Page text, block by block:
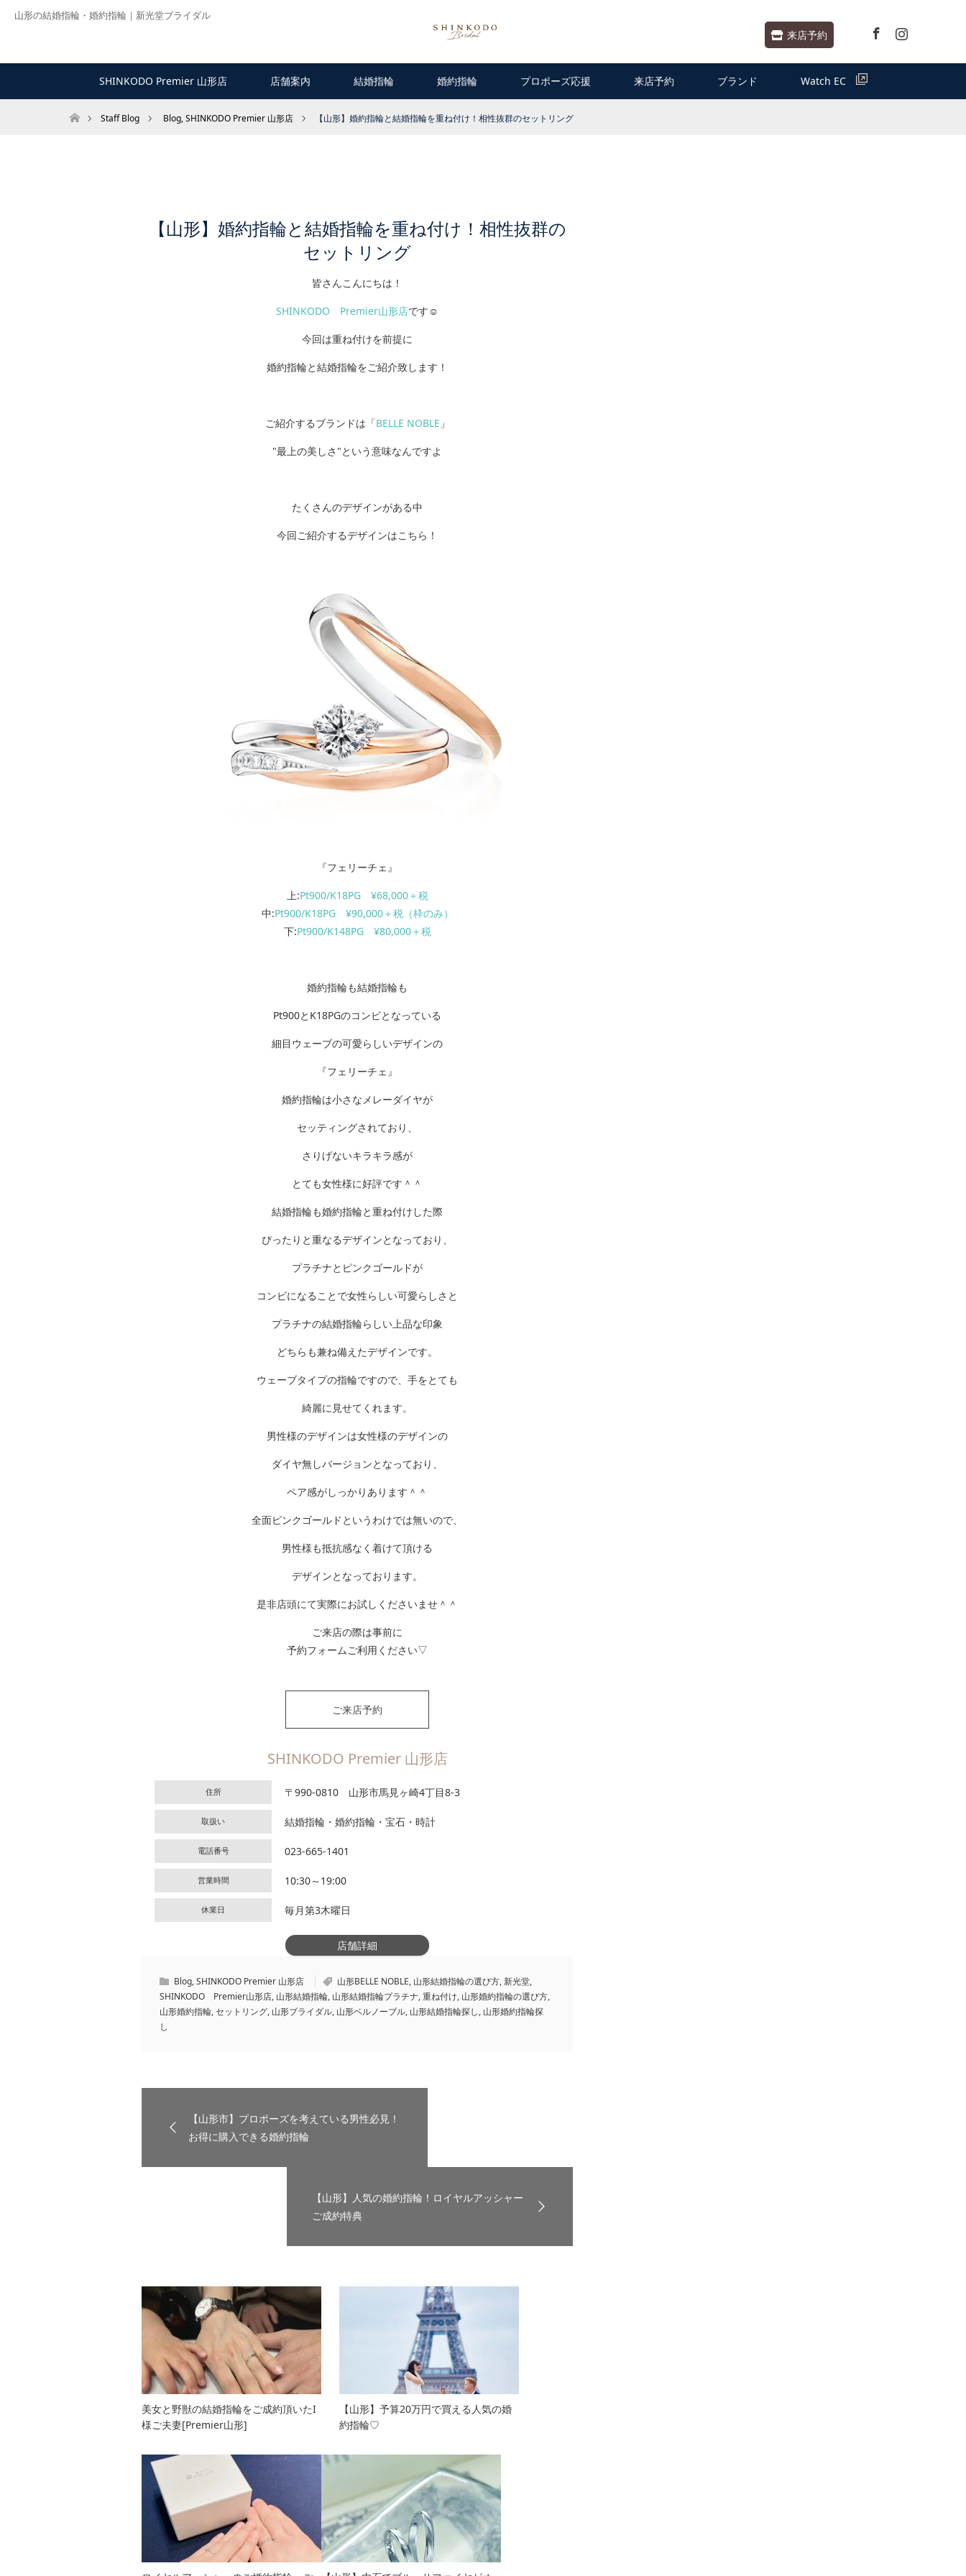
山形の結婚指輪・婚約指輪｜新光堂ブライダル
来店予約
Instagram
SHINKODO Premier 山形店 店舗案内 結婚指輪 婚約指輪 プロポーズ応援 来店予約 ブランド Watch EC
ホームStaff Blog Blog,SHINKODO Premier 山形店 【山形】婚約指輪と結婚指輪を重ね付け！相性抜群のセットリング
【山形】婚約指輪と結婚指輪を重ね付け！相性抜群の
セットリング
皆さんこんにちは！
SHINKODO Premier山形店です☺
今回は重ね付けを前提に
婚約指輪と結婚指輪をご紹介致します！
ご紹介するブランドは「BELLE NOBLE 」
"最上の美しさ"という意味なんですよ
たくさんのデザインがある中
今回ご紹介するデザインはこちら！
『フェリーチェ』
上:Pt900/K18PG ¥68,000＋税
中:Pt900/K18PG ¥90,000＋税（枠のみ）
下:Pt900/K148PG ¥80,000＋税
婚約指輪も結婚指輪も
Pt900とK18PGのコンビとなっている
細目ウェーブの可愛らしいデザインの
『フェリーチェ』
婚約指輪は小さなメレーダイヤが
セッティングされており、
さりげないキラキラ感が
とても女性様に好評です＾＾
結婚指輪も婚約指輪と重ね付けした際
ぴったりと重なるデザインとなっており、
プラチナとピンクゴールドが
コンビになることで女性らしい可愛らしさと
プラチナの結婚指輪らしい上品な印象
どちらも兼ね備えたデザインです。
ウェーブタイプの指輪ですので、手をとても
綺麗に見せてくれます。
男性様のデザインは女性様のデザインの
ダイヤ無しバージョンとなっており、
ペア感がしっかりあります＾＾
全面ピンクゴールドというわけでは無いので、
男性様も抵抗感なく着けて頂ける
デザインとなっております。
是非店頭にて実際にお試しくださいませ＾＾
ご来店の際は事前に
予約フォームご利用ください▽
ご来店予約
SHINKODO Premier 山形店
住所 〒990-0810 山形市馬見ヶ崎4丁目8-3
取扱い 結婚指輪・婚約指輪・宝石・時計
電話番号 023-665-1401
営業時間 10:30～19:00
休業日 毎月第3木曜日
店舗詳細
Blog,SHINKODO Premier 山形店 山形BELLE NOBLE, 山形結婚指輪の選び方,新光堂,
SHINKODO Premier山形店, 山形結婚指輪, 山形結婚指輪プラチナ,重ね付け, 山形婚約指輪の選び方,
山形婚約指輪,セットリング, 山形ブライダル, 山形ベルノーブル, 山形結婚指輪探し, 山形婚約指輪探
し
【山形市】プロポーズを考えている男性必見！
お得に購入できる婚約指輪
【山形】人気の婚約指輪！ロイヤルアッシャー
ご成約特典
美女と野獣の結婚指輪をご成約頂いたI
様ご夫妻[Premier山形]
【山形】予算20万円で買える人気の婚
約指輪♡